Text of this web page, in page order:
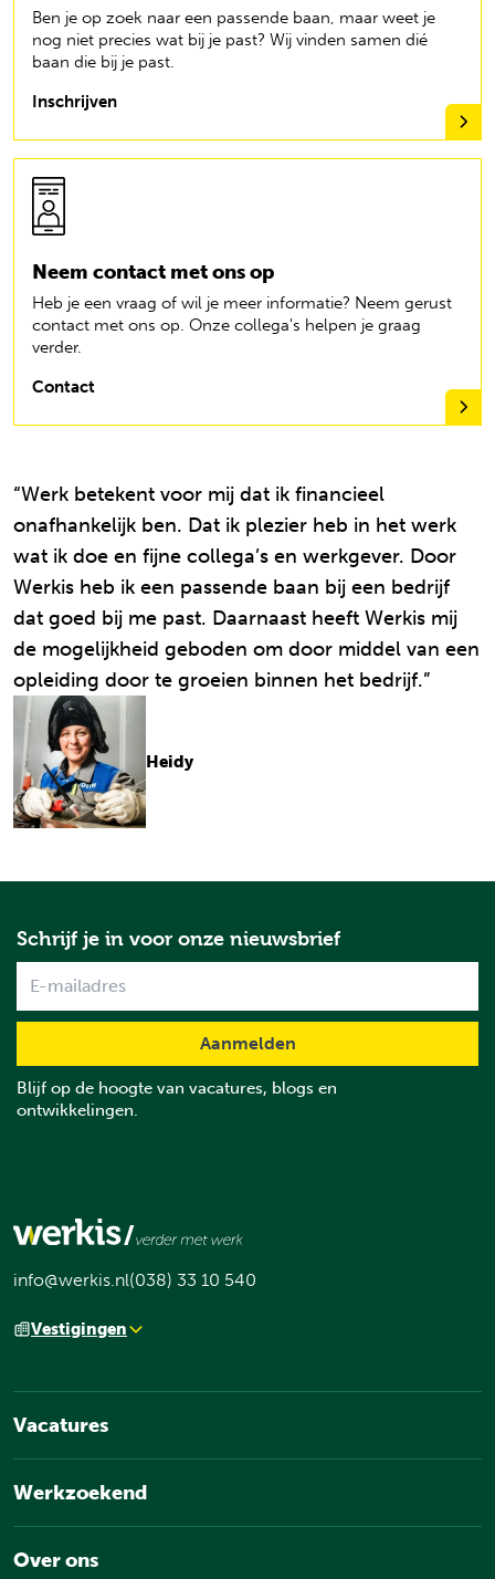
Ben je op zoek naar een passende baan, maar weet je
nog niet precies wat bij je past? Wij vinden samen dié
baan die bij je past.
Inschrijven
Neem contact met ons op
Heb je een vraag of wil je meer informatie? Neem gerust
contact met ons op. Onze collega's helpen je graag
verder.
Contact
Heidy
“Werk betekent voor mij dat ik financieel
onafhankelijk ben. Dat ik plezier heb in het werk
wat ik doe en fijne collega’s en werkgever. Door
Werkis heb ik een passende baan bij een bedrijf
dat goed bij me past. Daarnaast heeft Werkis mij
de mogelijkheid geboden om door middel van een
opleiding door te groeien binnen het bedrijf.”
Schrijf je in voor onze nieuwsbrief
Blijf op de hoogte van vacatures, blogs en
ontwikkelingen.
info@werkis.nl(038) 33 10 540
Vestigingen
Vacatures
Werkzoekend
Over ons